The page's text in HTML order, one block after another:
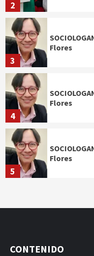
2
3
Flores
4
Flores
5
Flores
CONTENIDO